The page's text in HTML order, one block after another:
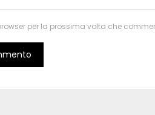
per la prossima volta che